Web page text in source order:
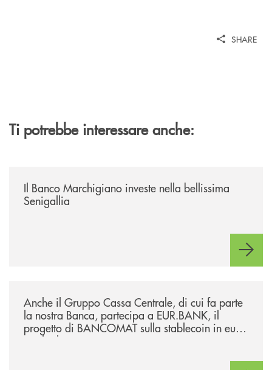
SHARE
Ti potrebbe interessare anche:
Il Banco Marchigiano investe nella bellissima
Senigallia
Anche il Gruppo Cassa Centrale, di cui fa parte
la nostra Banca, partecipa a EUR.BANK, il
progetto di BANCOMAT sulla stablecoin in euro
e sul relativo ecosistema